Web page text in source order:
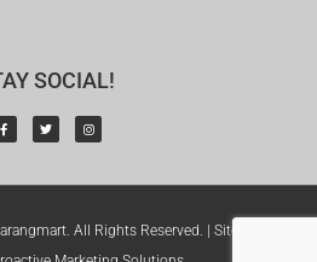
SOCIAL!
All Rights Reserved. | Sitemap